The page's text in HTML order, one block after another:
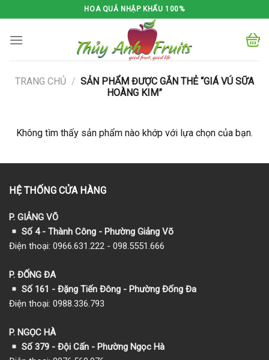
to
content
HOA QUẢ NHẬP KHẨU 100%
TRANG CHỦ / SẢN PHẨM ĐƯỢC GẮN THẺ “GIÁ VÚ SỮA
HOÀNG KIM”
Không tìm thấy sản phẩm nào khớp với lựa chọn của bạn.
HỆ THỐNG CỬA HÀNG
P. GIẢNG VÕ
Số 4 - Thành Công - Phường Giảng Võ
Điện thoại: 0966.631.222 - 098.5551.666
P. ĐỐNG ĐA
Số 161 - Đặng Tiến Đông - Phường Đống Đa
Điện thoại: 0988.336.793
P. NGỌC HÀ
Số 379 - Đội Cấn - Phường Ngọc Hà